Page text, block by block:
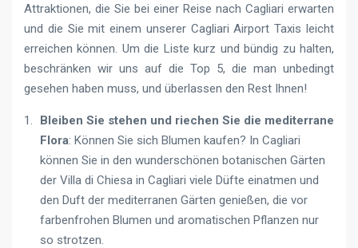
Attraktionen, die Sie bei einer Reise nach Cagliari erwarten
und die Sie mit einem unserer Cagliari Airport Taxis leicht
erreichen können. Um die Liste kurz und bündig zu halten,
beschränken wir uns auf die Top 5, die man unbedingt
gesehen haben muss, und überlassen den Rest Ihnen!
Bleiben Sie stehen und riechen Sie die mediterrane
Flora: Können Sie sich Blumen kaufen? In Cagliari
können Sie in den wunderschönen botanischen Gärten
der Villa di Chiesa in Cagliari viele Düfte einatmen und
den Duft der mediterranen Gärten genießen, die vor
farbenfrohen Blumen und aromatischen Pflanzen nur
so strotzen.